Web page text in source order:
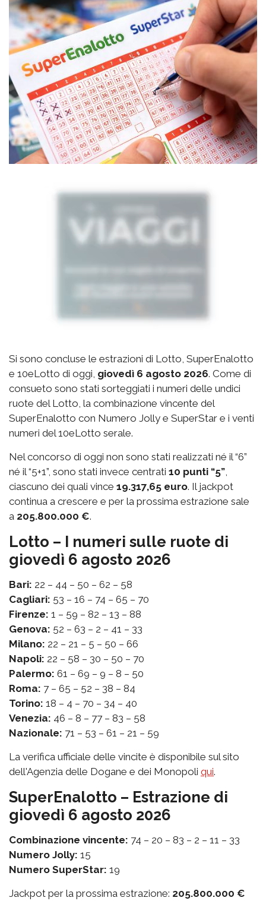
Si sono concluse le estrazioni di Lotto, SuperEnalotto
e 10eLotto di oggi, giovedì 6 agosto 2026. Come di
consueto sono stati sorteggiati i numeri delle undici
ruote del Lotto, la combinazione vincente del
SuperEnalotto con Numero Jolly e SuperStar e i venti
numeri del 10eLotto serale.
Nel concorso di oggi non sono stati realizzati né il “6”
né il “5+1”, sono stati invece centrati 10 punti “5”
ciascuno dei quali vince 19.317,65 euro. Il jackpot
continua a crescere e per la prossima estrazione sale
a 205.800.000 €.
Lotto – I numeri sulle ruote di
giovedì 6 agosto 2026
Bari: 22 – 44 – 50 – 62 – 58
Cagliari: 53 – 16 – 74 – 65 – 70
Firenze: 1 – 59 – 82 – 13 – 88
Genova: 52 – 63 – 2 – 41 – 33
Milano: 22 – 21 – 5 – 50 – 66
Napoli: 22 – 58 – 30 – 50 – 70
Palermo: 61 – 69 – 9 – 8 – 50
Roma: 7 – 65 – 52 – 38 – 84
Torino: 18 – 4 – 70 – 34 – 40
Venezia: 46 – 8 – 77 – 83 – 58
Nazionale: 71 – 53 – 61 – 21 – 59
La verifica ufficiale delle vincite è disponibile sul sito
dell'Agenzia delle Dogane e dei Monopoli qui.
SuperEnalotto – Estrazione di
giovedì 6 agosto 2026
Combinazione vincente: 74 – 20 – 83 – 2 – 11 – 33
Numero Jolly: 15
Numero SuperStar: 19
Jackpot per la prossima estrazione: 205.800.000 €